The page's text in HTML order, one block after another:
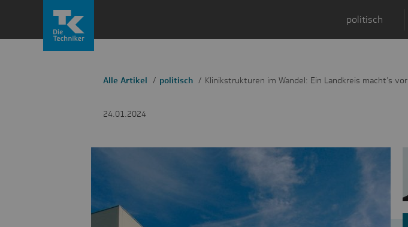
politisch
Alle Artikel politisch Klinikstrukturen im Wandel: Ein Landkreis macht’s vor
24.01.2024